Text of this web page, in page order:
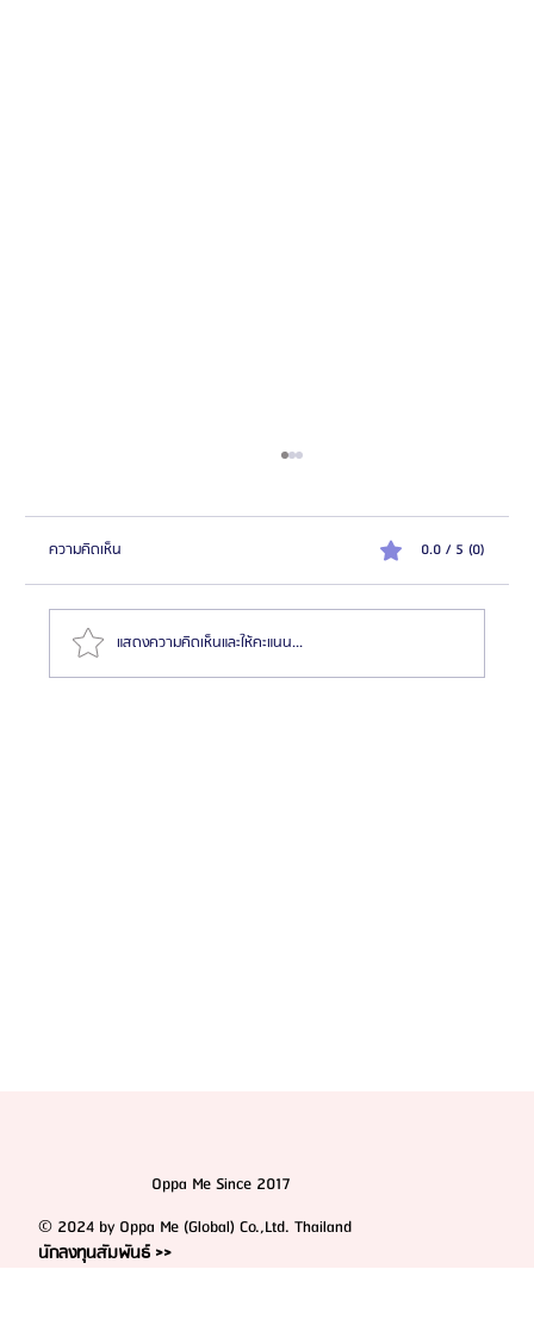
ความคิดเห็น 0.0 / 5 (0)
แสดงความคิดเห็นและให้คะแนน...
Oppa Me Since 2017
© 2024 by Oppa Me (Global) Co.,Ltd. Thailand
นักลงทุนสัมพันธ์ >>